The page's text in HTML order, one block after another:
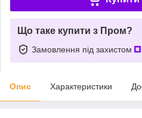
Що таке купити з Пром?
Замовлення під захистом
Опис Характеристики